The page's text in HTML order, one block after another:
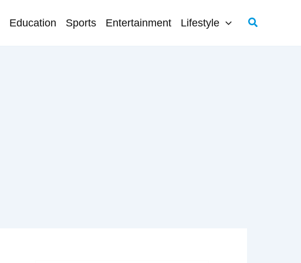
Education Sports Entertainment Lifestyle Search